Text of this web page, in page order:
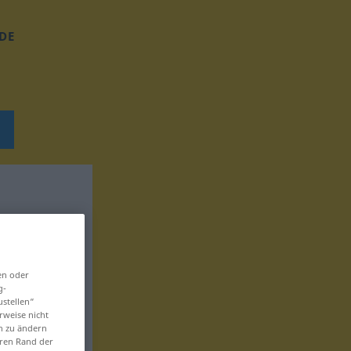
DE
oder
nicht
zu ändern
Rand der